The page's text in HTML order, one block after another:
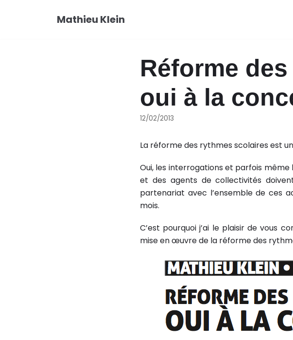
Mathieu Klein
Réforme
oui à la
12/02/2013
La réforme des rythmes scolaires est
Oui, les interrogations et parfois
et des agents de collectivités
partenariat avec l’ensemble de ces
mois.
C’est pourquoi j’ai le plaisir de vous
mise en œuvre de la réforme des